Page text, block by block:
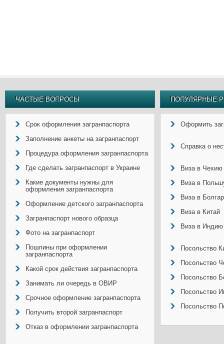
ЧАСТЫЕ ВОПРОСЫ
Срок оформления загранпаспорта
Заполнение анкеты на загранпаспорт
Процедура оформления загранпаспорта
Где сделать загранпаспорт в Украине
Какие документы нужны для
оформления загранпаспорта
Оформление детского загранпаспорта
Загранпаспорт нового образца
Фото на загранпаспорт
Пошлины при оформлении
загранпаспорта
Какой срок действия загранпаспорта
Занимать ли очередь в ОВИР
Срочное оформление загранпаспорта
Получить второй загранпаспорт
Отказ в оформлении загранпаспорта
ПОПУЛЯРНЫЕ
Оформить
Справка о
Виза в Чехию
Виза в
Виза в
Виза в Китай
Виза в Индию
Посольство
Посольство
Посольство
Посольство
Посольство